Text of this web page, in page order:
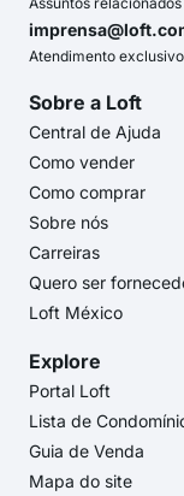
Atendimento
Sobre a Loft
Central de Ajuda
Como vender
Como comprar
Sobre nós
Carreiras
Quero ser
Loft México
Explore
Portal Loft
Lista de
Guia de Venda
Mapa do site